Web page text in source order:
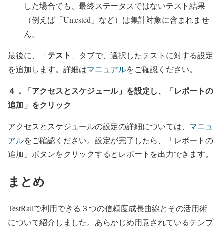
した場合でも、最終ステータスではないテスト結果
（例えば「Untested」など）は集計対象に含まれませ
ん。
最後に、「テスト 」タブで、選択したテストに対する設定
を追加します。詳細はマニュアルをご確認ください。
４．「アクセスとスケジュール」を設定し、「レポートの
追加」をクリック
アクセスとスケジュールの設定の詳細については、 マニュ
アルをご確認ください。設定が完了したら、「レポートの
追加」ボタンをクリックするとレポートを出力できます。
まとめ
TestRailで利用できる３つの信頼度成長曲線とその活用術
について紹介しました。あらかじめ用意されているテンプ